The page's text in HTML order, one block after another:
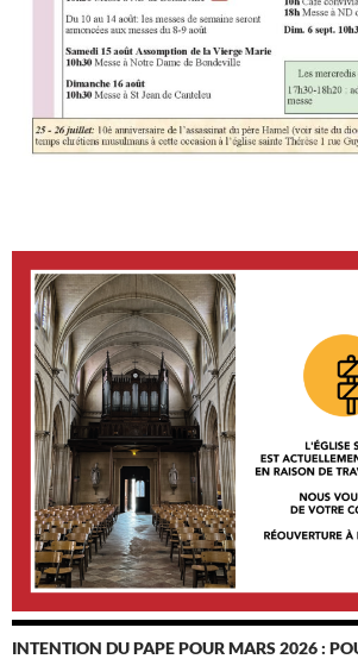
INTENTION DU PAPE POUR MARS 2026 :